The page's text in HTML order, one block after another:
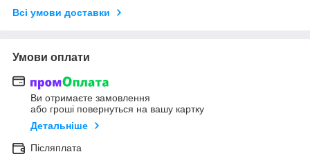
Всі умови доставки
Умови оплати
Ви отримаєте замовлення
або гроші повернуться на вашу картку
Детальніше
Післяплата